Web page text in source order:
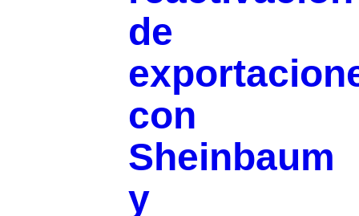
de
con
Sheinbaum
y